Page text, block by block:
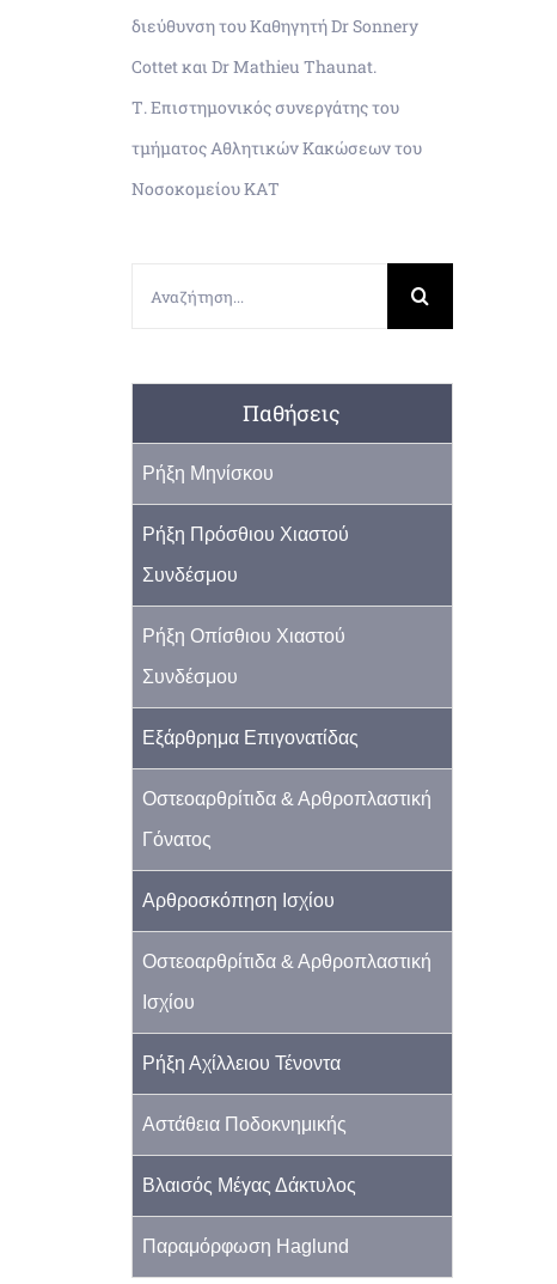
διεύθυνση του Καθηγητή Dr Sonnery
Cottet και Dr Mathieu Thaunat.
Τ. Επιστημονικός συνεργάτης του
τμήματος Αθλητικών Κακώσεων του
Νοσοκομείου ΚΑΤ
Παθήσεις
Ρήξη Μηνίσκου
Ρήξη Πρόσθιου Χιαστού
Συνδέσμου
Ρήξη Οπίσθιου Χιαστού
Συνδέσμου
Εξάρθρημα Επιγονατίδας
Οστεοαρθρίτιδα & Αρθροπλαστική
Γόνατος
Αρθροσκόπηση Ισχίου
Οστεοαρθρίτιδα & Αρθροπλαστική
Ισχίου
Ρήξη Αχίλλειου Τένοντα
Αστάθεια Ποδοκνημικής
Βλαισός Μέγας Δάκτυλος
Παραμόρφωση Haglund